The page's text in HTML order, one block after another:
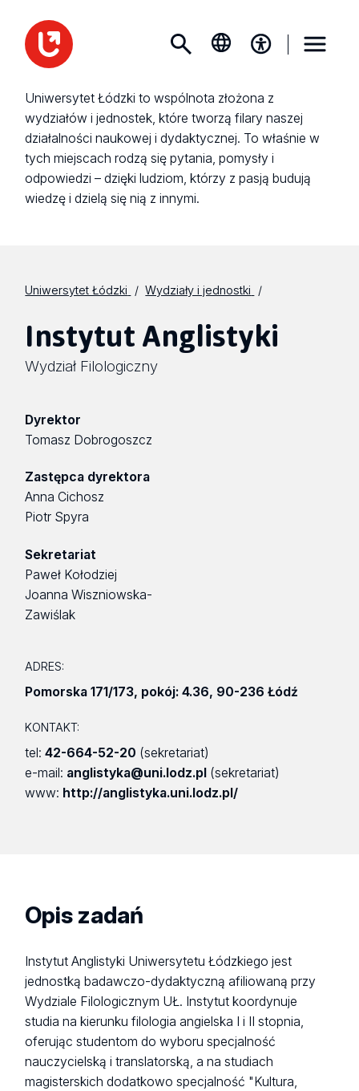
Uniwersytet Łódzki to wspólnota złożona z
wydziałów i jednostek, które tworzą filary naszej
działalności naukowej i dydaktycznej. To właśnie w
tych miejscach rodzą się pytania, pomysły i
odpowiedzi – dzięki ludziom, którzy z pasją budują
wiedzę i dzielą się nią z innymi.
Uniwersytet Łódzki Wydziały i jednostki
Instytut Anglistyki
Wydział Filologiczny
Dyrektor
Tomasz Dobrogoszcz
Zastępca dyrektora
Anna Cichosz
Piotr Spyra
Sekretariat
Paweł Kołodziej
Joanna Wiszniowska-
Zawiślak
ADRES:
Pomorska 171/173, pokój: 4.36, 90-236 Łódź
KONTAKT:
tel:42-664-52-20 (sekretariat)
e-mail: anglistyka@uni.lodz.pl (sekretariat)
www: http://anglistyka.uni.lodz.pl/
Opis zadań
Instytut Anglistyki Uniwersytetu Łódzkiego jest
jednostką badawczo-dydaktyczną afiliowaną przy
Wydziale Filologicznym UŁ. Instytut koordynuje
studia na kierunku filologia angielska I i II stopnia,
oferując studentom do wyboru specjalność
nauczycielską i translatorską, a na studiach
magisterskich dodatkowo specjalność "Kultura,